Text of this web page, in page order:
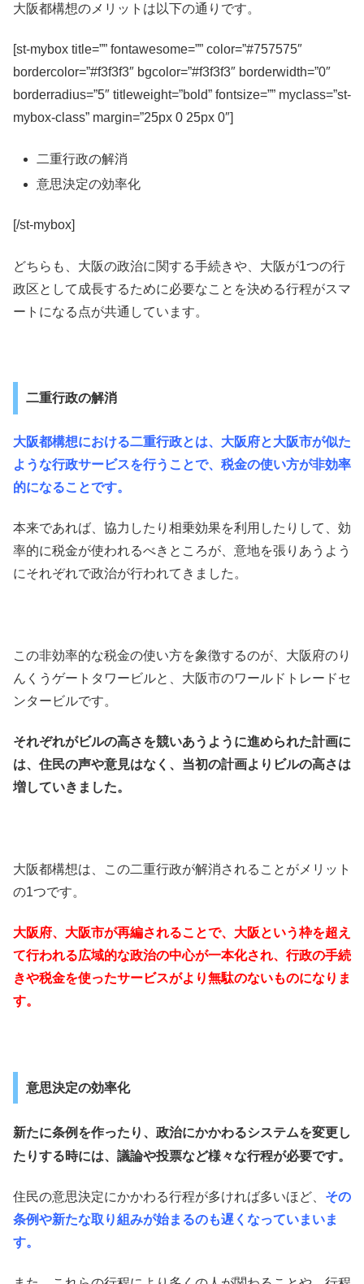
大阪都構想のメリットは以下の通りです。
[st-mybox title=”” fontawesome=”” color=”#757575″
bordercolor=”#f3f3f3″ bgcolor=”#f3f3f3″ borderwidth=”0″
borderradius=”5″ titleweight=”bold” fontsize=”” myclass=”st-
mybox-class” margin=”25px 0 25px 0″]
二重行政の解消
意思決定の効率化
[/st-mybox]
どちらも、大阪の政治に関する手続きや、大阪が1つの行
政区として成長するために必要なことを決める行程がスマ
ートになる点が共通しています。
二重行政の解消
大阪都構想における二重行政とは、大阪府と大阪市が似た
ような行政サービスを行うことで、税金の使い方が非効率
的になることです。
本来であれば、協力したり相乗効果を利用したりして、効
率的に税金が使われるべきところが、意地を張りあうよう
にそれぞれで政治が行われてきました。
この非効率的な税金の使い方を象徴するのが、大阪府のり
んくうゲートタワービルと、大阪市のワールドトレードセ
ンタービルです。
それぞれがビルの高さを競いあうように進められた計画に
は、住民の声や意見はなく、当初の計画よりビルの高さは
増していきました。
大阪都構想は、この二重行政が解消されることがメリット
の1つです。
大阪府、大阪市が再編されることで、大阪という枠を超え
て行われる広域的な政治の中心が一本化され、行政の手続
きや税金を使ったサービスがより無駄のないものになりま
す。
意思決定の効率化
新たに条例を作ったり、 政治にかかわるシステムを変更し
たりする時には、議論や投票など様々な行程が必要です。
住民の意思決定にかかわる行程が多ければ多いほど、 その
条例や新たな取り組みが始まるのも遅くなっていまいま
す。